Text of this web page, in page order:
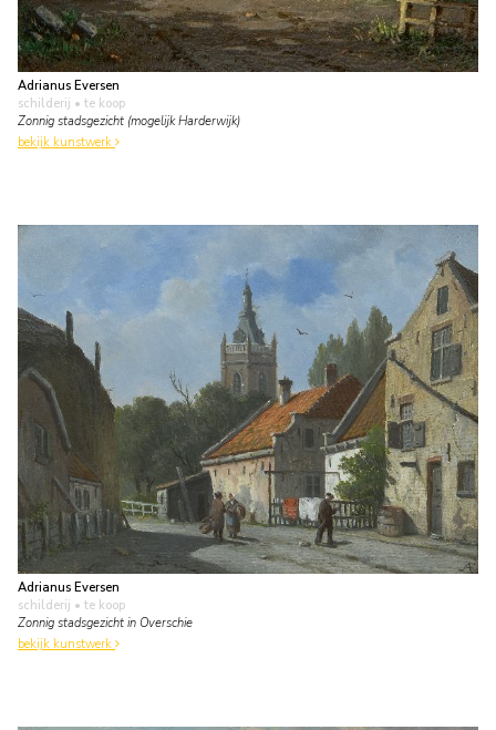
Adrianus Eversen
schilderij • te koop
Zonnig stadsgezicht (mogelijk Harderwijk)
bekijk kunstwerk
Adrianus Eversen
schilderij • te koop
Zonnig stadsgezicht in Overschie
bekijk kunstwerk